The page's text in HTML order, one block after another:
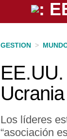
GESTION >
Ucrania
Los líderes
“asociación